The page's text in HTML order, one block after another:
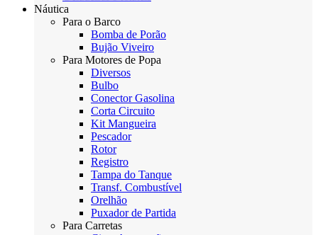
Náutica
Para o Barco
Bomba de Porão
Bujão Viveiro
Para Motores de Popa
Diversos
Bulbo
Conector Gasolina
Corta Circuito
Kit Mangueira
Pescador
Rotor
Registro
Tampa do Tanque
Transf. Combustível
Orelhão
Puxador de Partida
Para Carretas